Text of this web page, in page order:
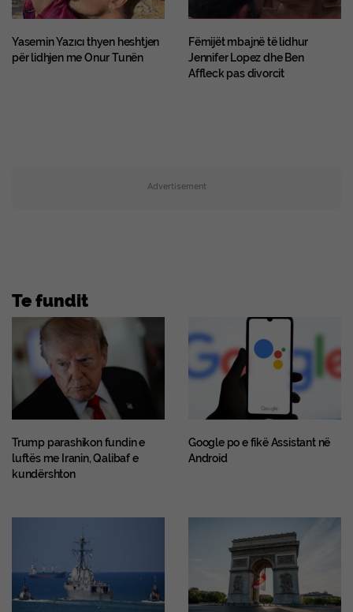
Yasemin Yazıcı thyen heshtjen
për lidhjen me Onur Tunën
Fëmijët mbajnë të lidhur
Jennifer Lopez dhe Ben
Affleck pas divorcit
Advertisement
Te fundit
Trump parashikon fundin e
luftës me Iranin, Qalibaf e
kundërshton
Google po e fikë Assistant në
Android